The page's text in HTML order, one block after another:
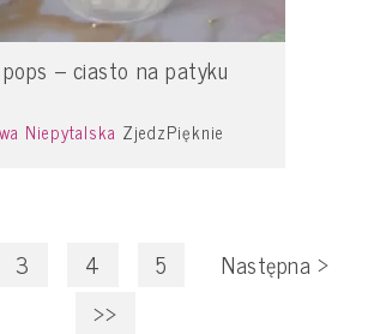
– ciasto na patyku
Niepytalska ZjedzPięknie
3 4 5 Następna>
>>